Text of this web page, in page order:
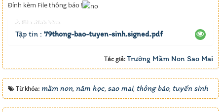
Đính kèm File thông báo !
File đính kèm
Tập tin : 79thong-bao-tuyen-sinh.signed.pdf
Tác giả:Trường Mầm Non Sao Mai
Từ khóa: mầm non, năm học, sao mai, thông báo, tuyển sinh